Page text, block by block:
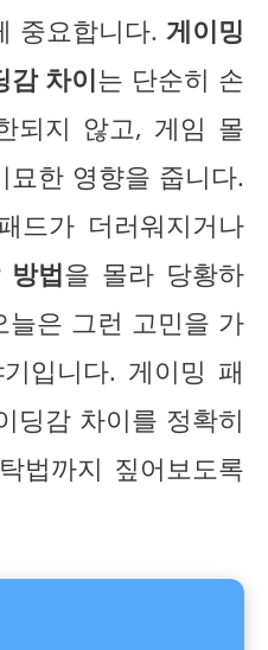
중요합니다. 게이밍
감 차이는 단순히 손
되지 않고, 게임 몰
묘한 영향을 줍니다.
드가 더러워지거나
방법을 몰라 당황하
은 그런 고민을 가
입니다. 게이밍 패
딩감 차이를 정확히
법까지 짚어보도록